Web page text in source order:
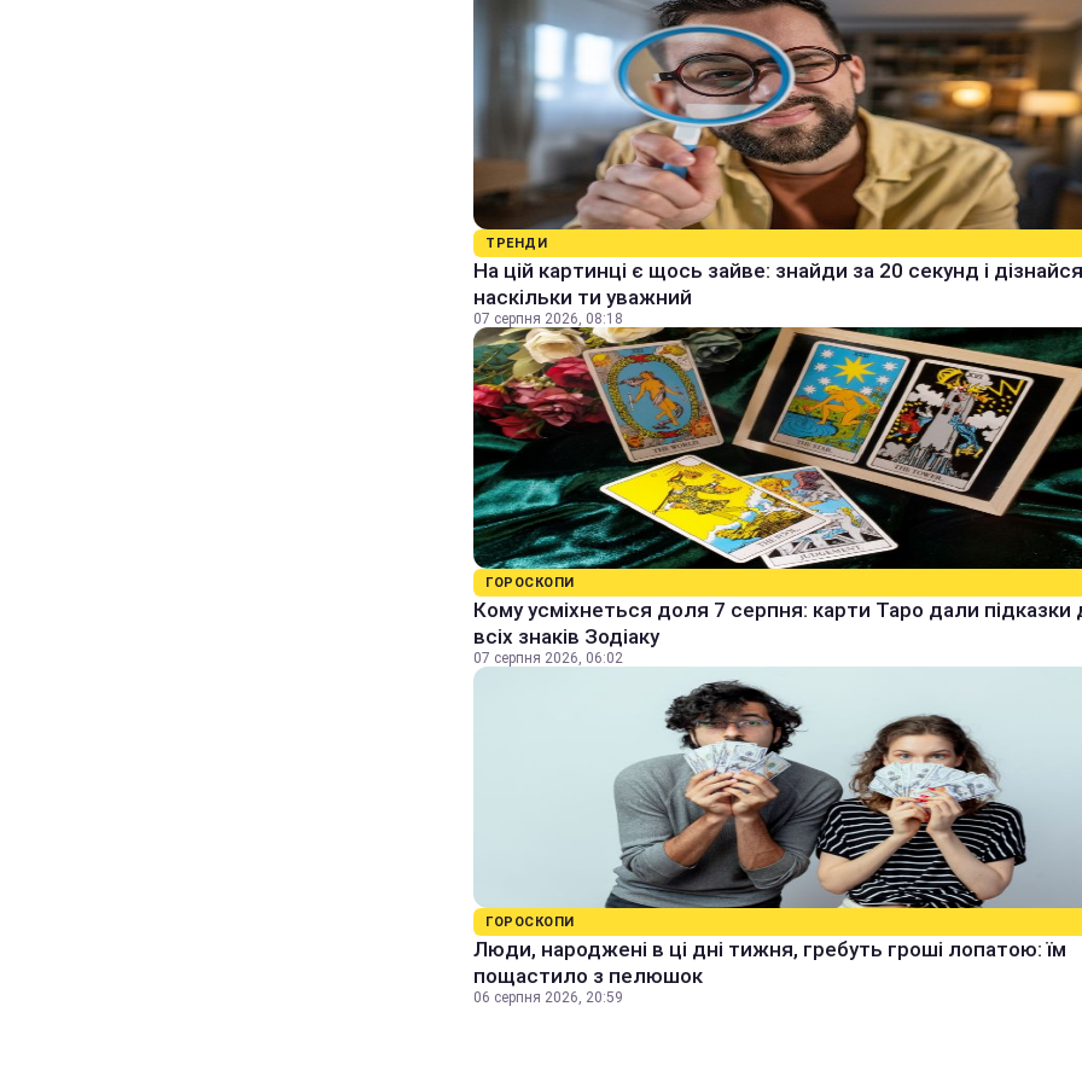
ТРЕНДИ
На цій картинці є щось зайве: знайди за 20 секунд і
наскільки ти уважний
07 серпня 2026, 08:18
ГОРОСКОПИ
Кому усміхнеться доля 7 серпня: карти Таро дали підказки
всіх знаків Зодіаку
07 серпня 2026, 06:02
ГОРОСКОПИ
Люди, народжені в ці дні тижня, гребуть гроші лопатою: їм
пощастило з пелюшок
06 серпня 2026, 20:59